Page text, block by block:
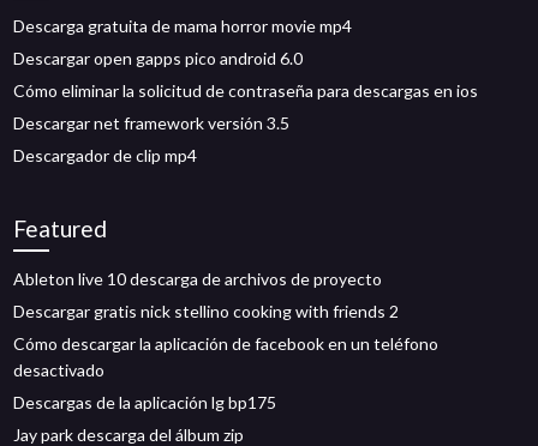
Descarga gratuita de mama horror movie mp4
Descargar open gapps pico android 6.0
Cómo eliminar la solicitud de contraseña para descargas en ios
Descargar net framework versión 3.5
Descargador de clip mp4
Featured
Ableton live 10 descarga de archivos de proyecto
Descargar gratis nick stellino cooking with friends 2
Cómo descargar la aplicación de facebook en un teléfono
desactivado
Descargas de la aplicación lg bp175
Jay park descarga del álbum zip